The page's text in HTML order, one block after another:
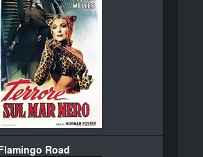
Road